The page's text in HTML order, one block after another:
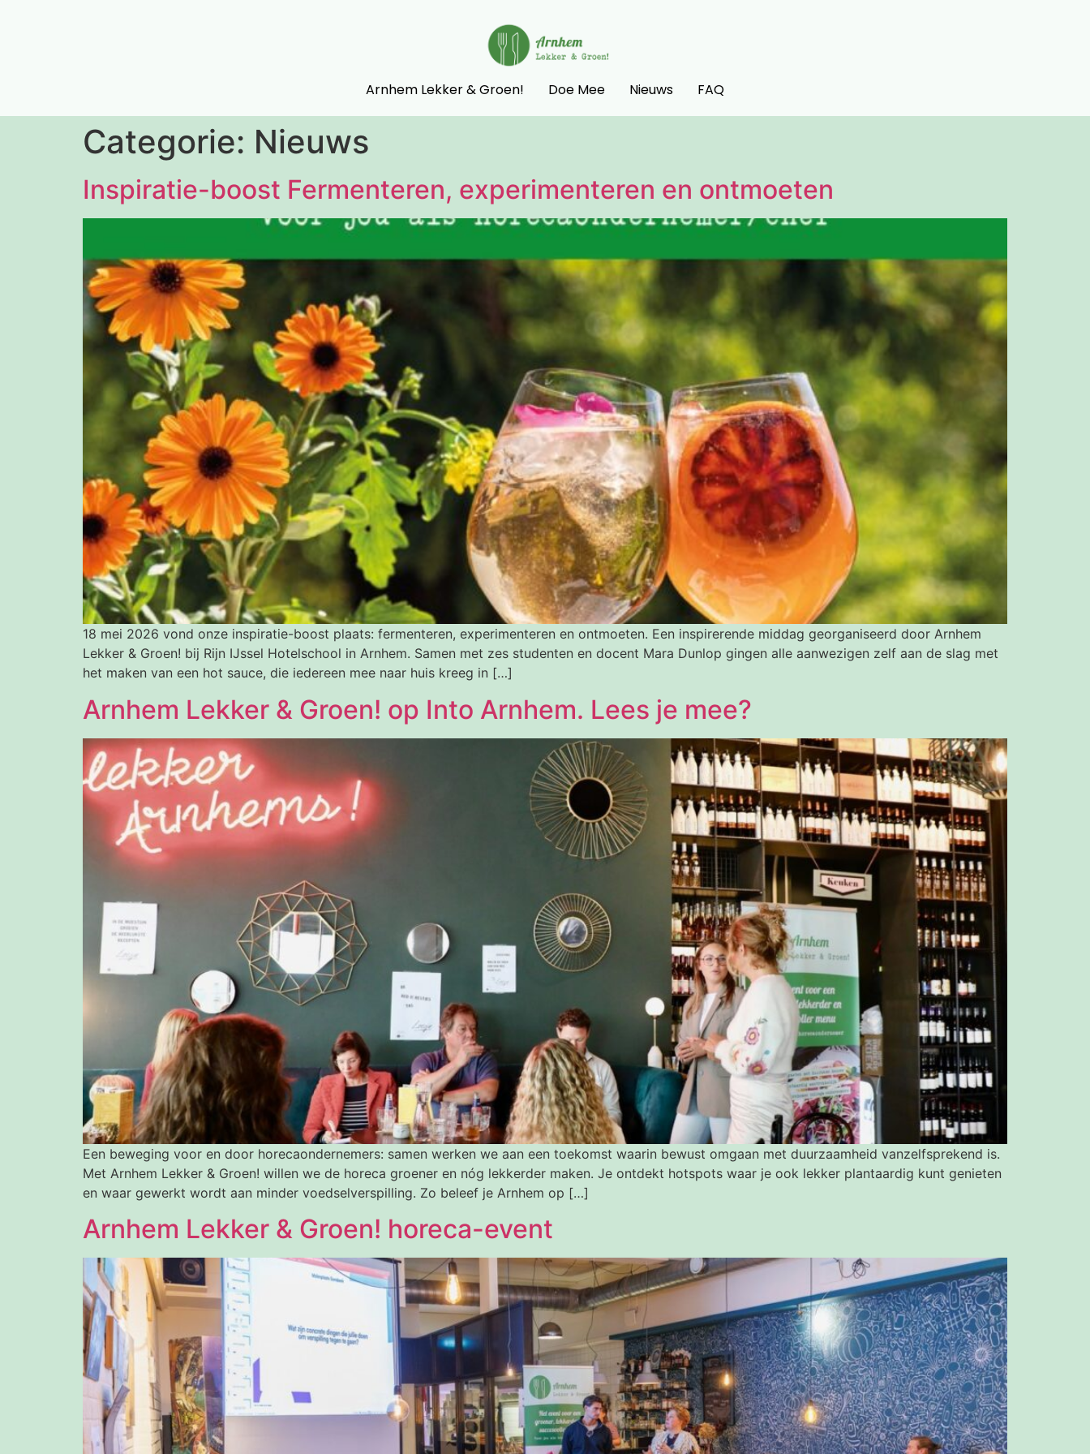
Arnhem Lekker & Groen! Doe Mee Nieuws FAQ
Categorie: Nieuws
Inspiratie-boost Fermenteren, experimenteren en ontmoeten
18 mei 2026 vond onze inspiratie-boost plaats: fermenteren, experimenteren en ontmoeten. Een inspirerende middag georganiseerd door Arnhem
Lekker & Groen! bij Rijn IJssel Hotelschool in Arnhem. Samen met zes studenten en docent Mara Dunlop gingen alle aanwezigen zelf aan de slag met
het maken van een hot sauce, die iedereen mee naar huis kreeg in […]
Arnhem Lekker & Groen! op Into Arnhem. Lees je mee?
Een beweging voor en door horecaondernemers: samen werken we aan een toekomst waarin bewust omgaan met duurzaamheid vanzelfsprekend is.
Met Arnhem Lekker & Groen! willen we de horeca groener en nóg lekkerder maken. Je ontdekt hotspots waar je ook lekker plantaardig kunt genieten
en waar gewerkt wordt aan minder voedselverspilling. Zo beleef je Arnhem op […]
Arnhem Lekker & Groen! horeca-event